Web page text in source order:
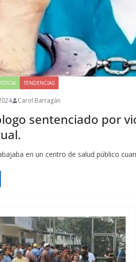
TENDENCIAS
Carol Barragán
sentenciado por
en un centro de salud público